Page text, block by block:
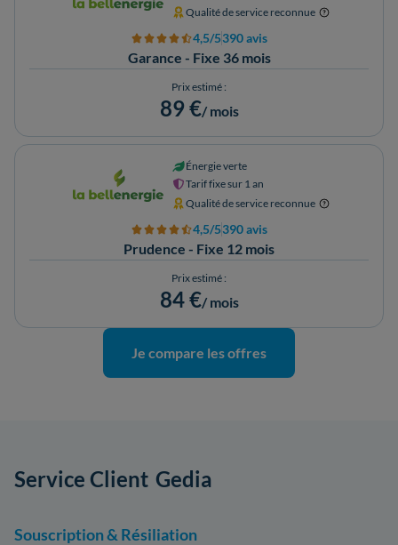
Garance - Fixe 36 mois
Qualité de service reconnue
4,5/5390 avis
Prix estimé :
89 €/ mois
Prudence - Fixe 12 mois
Énergie verte
Tarif fixe sur 1 an
Qualité de service reconnue
4,5/5390 avis
Prix estimé :
84 €/ mois
Je compare les offres
Gedia
Service Client
Souscription & Résiliation